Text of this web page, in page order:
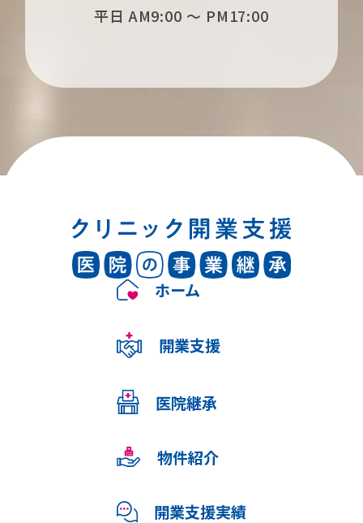
平日 AM9:00 〜 PM17:00
ホーム
開業支援
医院継承
物件紹介
開業支援実績